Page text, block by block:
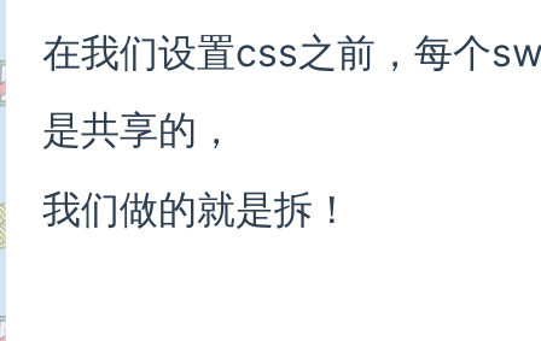
</swiper-item>
<swiper-item>
<paper
在我们设置css之前，每个
是共享的，
我们做的就是拆！